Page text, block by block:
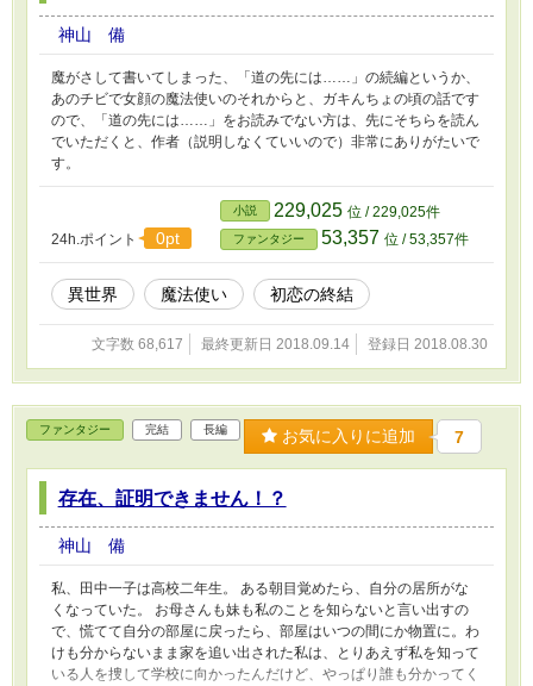
神山 備
魔がさして書いてしまった、「道の先には……」の続編というか、
あのチビで女顔の魔法使いのそれからと、ガキんちょの頃の話です
ので、「道の先には……」をお読みでない方は、先にそちらを読ん
でいただくと、作者（説明しなくていいので）非常にありがたいで
す。
24h.ポイント 0pt
小説 229,025 位 / 229,025件
ファンタジー 53,357 位 / 53,357件
異世界 魔法使い 初恋の終結
文字数 68,617 最終更新日 2018.09.14 登録日 2018.08.30
ファンタジー 完結 長編 お気に入りに追加 7
存在、証明できません！？
神山 備
私、田中一子は高校二年生。 ある朝目覚めたら、自分の居所がな
くなっていた。 お母さんも妹も私のことを知らないと言い出すの
で、慌てて自分の部屋に戻ったら、部屋はいつの間にか物置に。わ
けも分からないまま家を追い出された私は、とりあえず私を知って
いる人を捜して学校に向かったんだけど、やっぱり誰も分かってく